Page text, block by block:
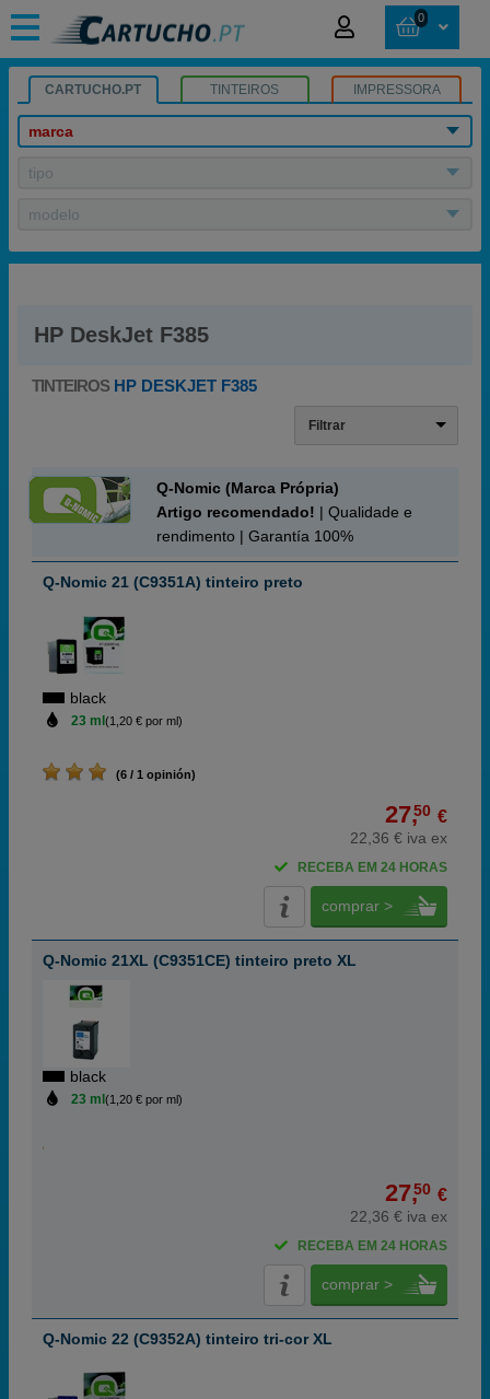
0
CARTUCHO.PT TINTEIROS IMPRESSORA
marca
tipo
modelo
HP DeskJet F385
TINTEIROS HP DESKJET F385
Filtrar
Q-Nomic (Marca Própria)
Artigo recomendado! | Qualidade e
rendimento | Garantía 100%
Q-Nomic 21 (C9351A) tinteiro preto
black
23 ml (1,20 € por ml)
(6 / 1 opinión)
27,50 €
22,36 € iva ex
RECEBA EM 24 HORAS
comprar >
Q-Nomic 21XL (C9351CE) tinteiro preto XL
black
23 ml (1,20 € por ml)
27,50 €
22,36 € iva ex
RECEBA EM 24 HORAS
comprar >
Q-Nomic 22 (C9352A) tinteiro tri-cor XL